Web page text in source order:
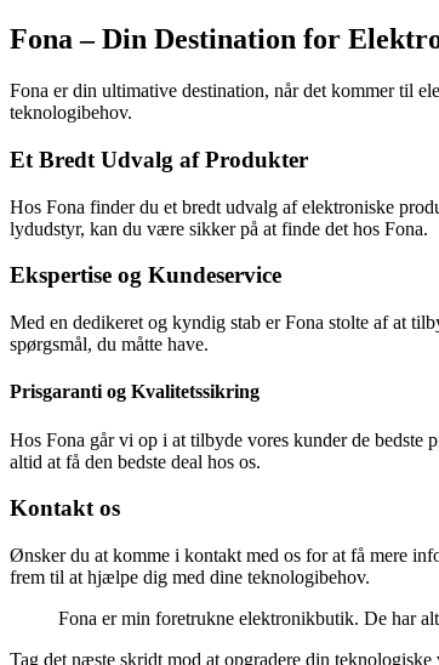
Fona – Din Destination for
Fona er din ultimative destination, når det kommer til
teknologibehov.
Et Bredt Udvalg af Produkter
Hos Fona finder du et bredt udvalg af elektroniske
lydudstyr, kan du være sikker på at finde det hos Fona.
Ekspertise og Kundeservice
Med en dedikeret og kyndig stab er Fona stolte af at
spørgsmål, du måtte have.
Prisgaranti og Kvalitetssikring
Hos Fona går vi op i at tilbyde vores kunder de bedste
altid at få den bedste deal hos os.
Kontakt os
Ønsker du at komme i kontakt med os for at få mere
frem til at hjælpe dig med dine teknologibehov.
Fona er min foretrukne elektronikbutik. De har
Tag det næste skridt mod at opgradere din teknologiske